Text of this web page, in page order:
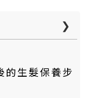
❯
的生髮保養步